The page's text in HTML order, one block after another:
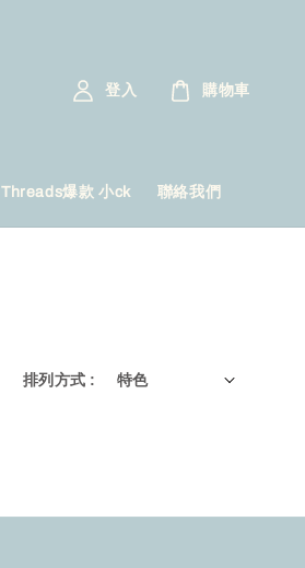
Threads爆款 小ck 聯絡我們
登入 購物車
排列方式 :